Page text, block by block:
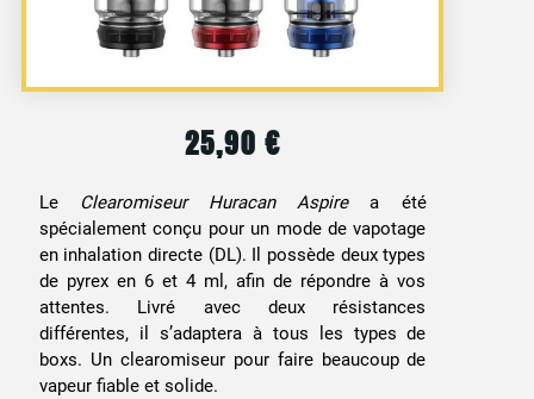
25,90 €
Le Clearomiseur Huracan Aspirea été
spécialement conçu pour un mode de vapotage
en inhalation directe (DL). Il possède deux types
de pyrex en 6 et 4 ml, afin de répondre à vos
attentes. Livré avec deux résistances
différentes, il s’adaptera à tous les types de
boxs. Un clearomiseur pour faire beaucoup de
vapeur fiable et solide.